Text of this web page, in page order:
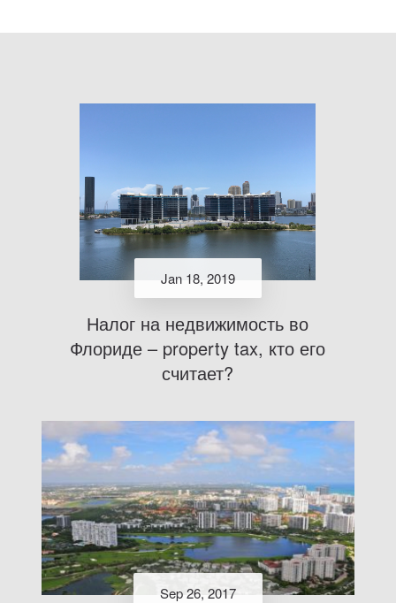
Jan 18, 2019
Налог на недвижимость во
Флориде – property tax, кто его
считает?
Sep 26, 2017